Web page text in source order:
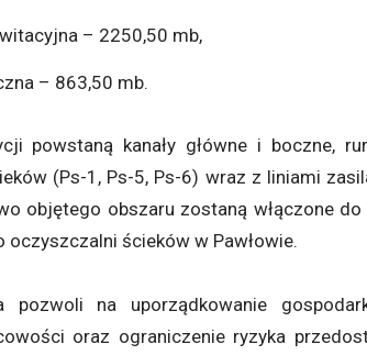
– 2250,50 mb,
– 863,50 mb.
powstaną kanały główne i boczne,
(Ps-1, Ps-5, Ps-6) wraz z liniami
objętego obszaru zostaną włączone
oczyszczalni ścieków w Pawłowie.
pozwoli na uporządkowanie
oraz ograniczenie ryzyka